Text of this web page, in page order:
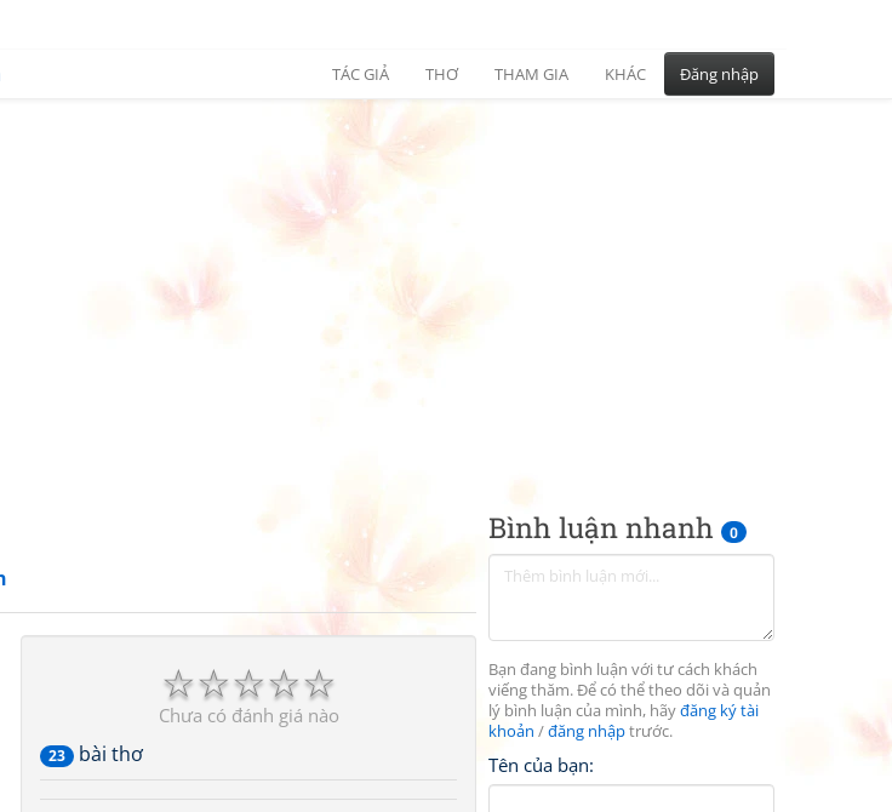
TÁC GIẢ THƠ THAM GIA KHÁC Đăng nhập
Bình luận nhanh 0
Bạn đang bình luận với tư cách khách
viếng thăm. Để có thể theo dõi và quản
lý bình luận của mình, hãyđăng ký tài
khoản /đăng nhậptrước.
Tên của bạn:
☆
☆
☆
☆
☆
Chưa có đánh giá nào
23 bài thơ